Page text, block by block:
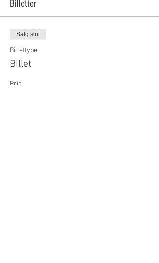
Billetter
Salg slut
Billettype
Billet
Pris